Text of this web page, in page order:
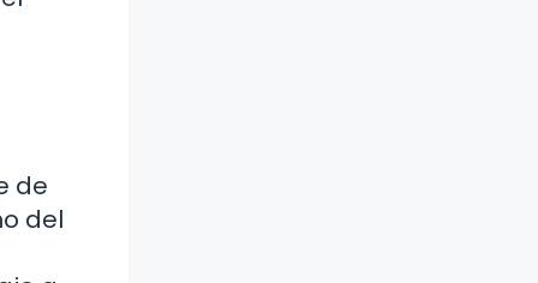
de
del